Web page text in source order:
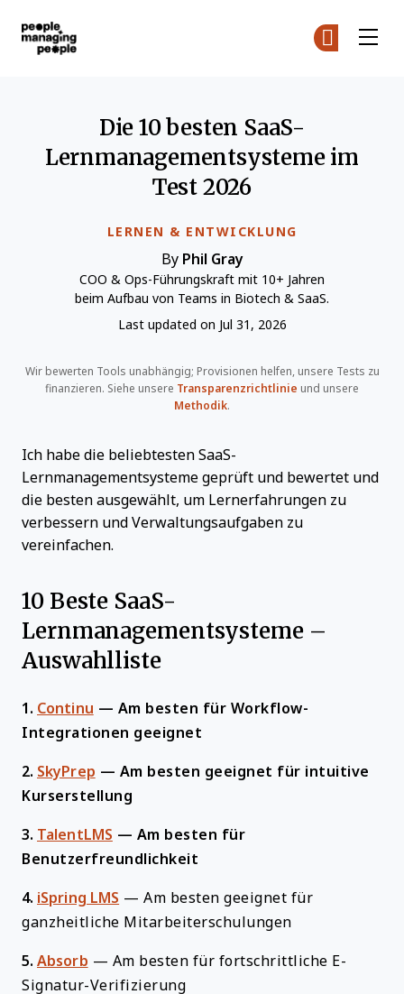
LERNEN & ENTWICKLUNG
Die 10 besten SaaS-
Lernmanagementsysteme im
Test 2026
By Phil Gray
COO & Ops-Führungskraft mit 10+ Jahren
beim Aufbau von Teams in Biotech & SaaS.
Last updated on Jul 31, 2026
Wir bewerten Tools unabhängig; Provisionen helfen, unsere Tests zu
finanzieren. Siehe unsere Transparenzrichtlinie und unsere
Methodik.
Ich habe die beliebtesten SaaS-
Lernmanagementsysteme geprüft und bewertet und
die besten ausgewählt, um Lernerfahrungen zu
verbessern und Verwaltungsaufgaben zu
vereinfachen.
10 Beste SaaS-
Lernmanagementsysteme –
Auswahlliste
1. Continu — Am besten für Workflow-
Integrationen geeignet
2. SkyPrep — Am besten geeignet für intuitive
Kurserstellung
3. TalentLMS — Am besten für
Benutzerfreundlichkeit
4. iSpring LMS —Am besten geeignet für
ganzheitliche Mitarbeiterschulungen
5. Absorb — Am besten für fortschrittliche E-
Signatur-Verifizierung